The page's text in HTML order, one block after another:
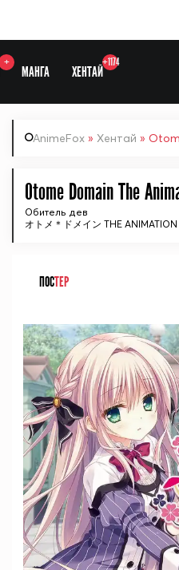
+
МАНГА ХЕНТАЙ
+1174
AnimeFox » Хентай »
Otome Domain The
Обитель дев
オトメ＊ドメイン THE ANIMATION
ПОСТЕР